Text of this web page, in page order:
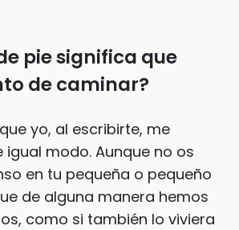
pie significa que
de caminar?
yo, al escribirte, me
igual modo. Aunque no os
en tu pequeña o pequeño
de alguna manera hemos
como si también lo viviera